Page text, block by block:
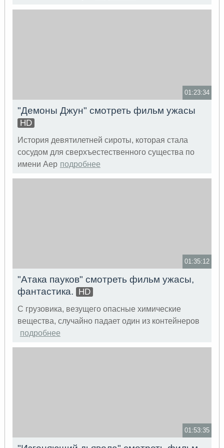
01:23:34
"Демоны Джун" смотреть фильм ужасы
HD
История девятилетней сироты, которая стала
сосудом для сверхъестественного существа по
имени Аер подробнее
01:35:12
"Атака пауков" смотреть фильм ужасы,
фантастика.
HD
С грузовика, везущего опасные химические
вещества, случайно падает один из контейнеров
подробнее
01:53:35